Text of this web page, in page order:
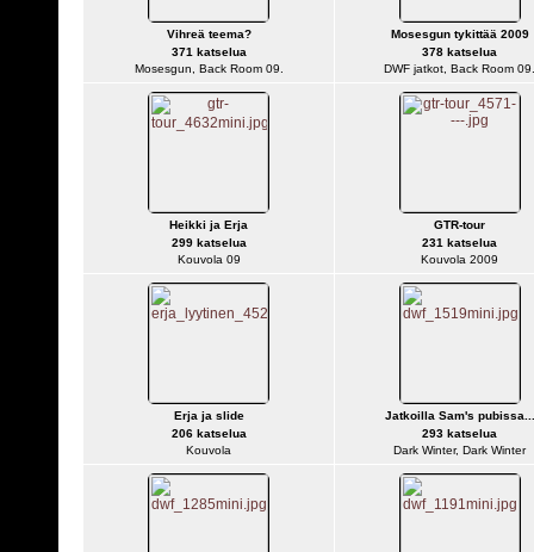
Vihreä teema?
371 katselua
Mosesgun, Back Room 09.
Mosesgun tykittää 2009
378 katselua
DWF jatkot, Back Room 09.
Heikki ja Erja
299 katselua
Kouvola 09
GTR-tour
231 katselua
Kouvola 2009
Erja ja slide
206 katselua
Kouvola
Jatkoilla Sam's pubissa...
293 katselua
Dark Winter, Dark Winter